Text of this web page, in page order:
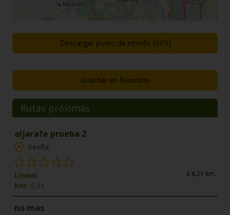
Descargar punto de interés (GPX)
Guardar en favoritos
Rutas próximas
aljarafe prueba 2
Sevilla
Lineal
Km: 0,01
a 8,21 km.
no mas